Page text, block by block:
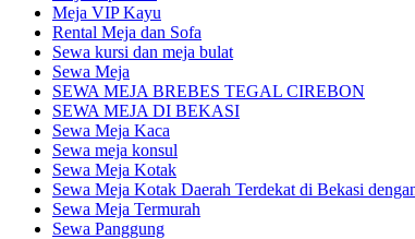
Meja VIP Kayu
Rental Meja dan Sofa
Sewa kursi dan meja bulat
Sewa Meja
SEWA MEJA BREBES TEGAL CIREBON
SEWA MEJA DI BEKASI
Sewa Meja Kaca
Sewa meja konsul
Sewa Meja Kotak
Sewa Meja Kotak Daerah Terdekat di Bekasi
Sewa Meja Termurah
Sewa Panggung